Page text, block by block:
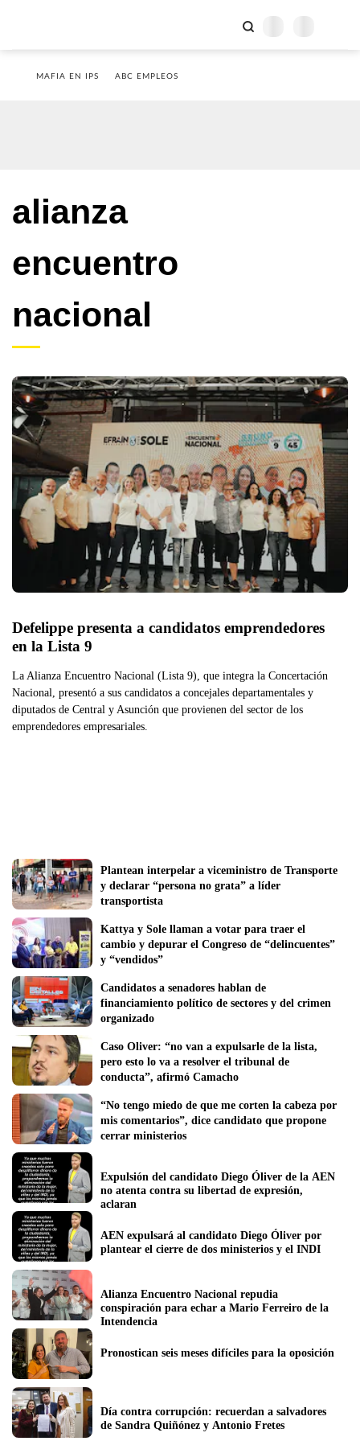
MAFIA EN IPS ABC EMPLEOS
alianza
encuentro
nacional
Defelippe presenta a candidatos emprendedores
La Alianza Encuentro Nacional (Lista 9), que integra la Concertación
Nacional, presentó a sus candidatos a concejales departamentales y
diputados de Central y Asunción que provienen del sector de los
emprendedores empresariales.
Plantean interpelar a viceministro de Transporte
y declarar “persona no grata” a líder
transportista
Kattya y Sole llaman a votar para traer el
cambio y depurar el Congreso de “delincuentes”
y “vendidos”
Candidatos a senadores hablan de
financiamiento político de sectores y del crimen
organizado
Caso Oliver: “no van a expulsarle de la lista,
pero esto lo va a resolver el tribunal de
conducta”, afirmó Camacho
“No tengo miedo de que me corten la cabeza por
mis comentarios”, dice candidato que propone
cerrar ministerios
Expulsión del candidato Diego Óliver de la AEN
no atenta contra su libertad de expresión,
aclaran
AEN expulsará al candidato Diego Óliver por
plantear el cierre de dos ministerios y el INDI
Alianza Encuentro Nacional repudia
conspiración para echar a Mario Ferreiro de la
Intendencia
Pronostican seis meses difíciles para la oposición
Día contra corrupción: recuerdan a salvadores